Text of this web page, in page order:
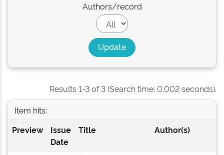
Authors/record
Results 1-3 of 3 (Search time: 0.002 seconds).
Item hits:
Preview
Issue
Date
Title Author(s)